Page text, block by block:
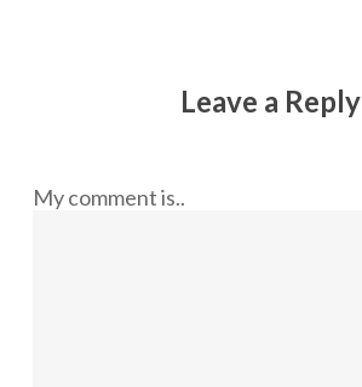
Leave a Reply
My comment is..